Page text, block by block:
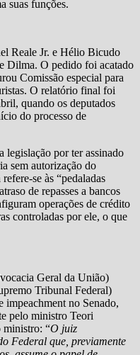
suas funções.
Reale Jr. e Hélio Bicudo
Dilma. O pedido foi acatado
Comissão especial para
O relatório final foi
quando os deputados
do processo de
legislação por ter assinado
sem autorização do
se às “pedaladas
de repasses a bancos
operações de crédito
controladas por ele, o que
Geral da União)
Tribunal Federal)
impeachment no Senado,
pelo ministro Teori
ministro: “O juiz
Federal que, previamente